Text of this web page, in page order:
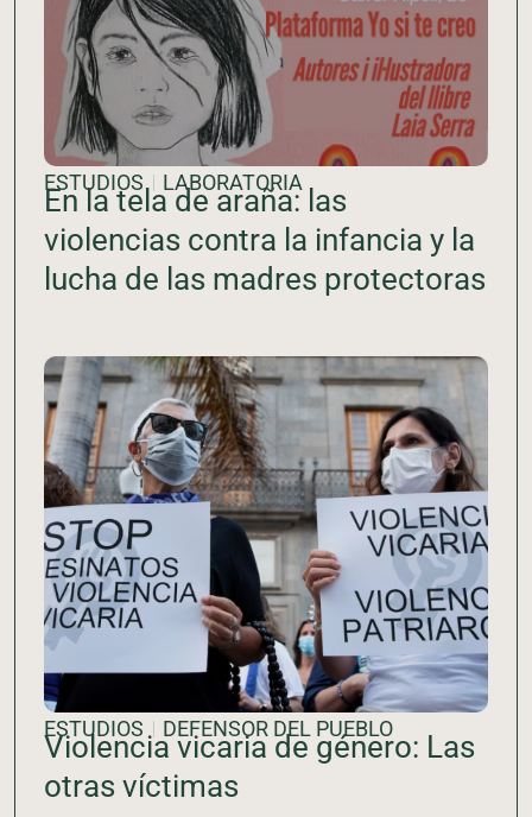
ESTUDIOS LABORATORIA
En la tela de araña: las
violencias contra la infancia y la
lucha de las madres protectoras
ESTUDIOS DEFENSOR DEL PUEBLO
Violencia vicaria de género: Las
otras víctimas